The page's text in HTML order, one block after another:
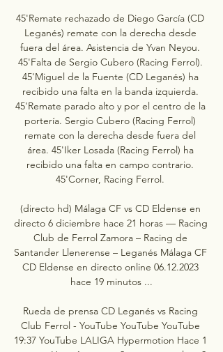
45'Remate rechazado de Diego García (CD
Leganés) remate con la derecha desde
fuera del área. Asistencia de Yvan Neyou.
45'Falta de Sergio Cubero (Racing Ferrol).
45'Miguel de la Fuente (CD Leganés) ha
recibido una falta en la banda izquierda.
45'Remate parado alto y por el centro de la
portería. Sergio Cubero (Racing Ferrol)
remate con la derecha desde fuera del
área. 45'Iker Losada (Racing Ferrol) ha
recibido una falta en campo contrario.
45'Corner, Racing Ferrol.
(directo hd) Málaga CF vs CD Eldense en
directo 6 diciembre hace 21 horas — Racing
Club de Ferrol Zamora – Racing de
Santander Llenerense – Leganés Málaga CF
CD Eldense en directo online 06.12.2023
hace 19 minutos ...
Rueda de prensa CD Leganés vs Racing
Club Ferrol - YouTube YouTube YouTube
19:37 YouTube LALIGA Hypermotion Hace 1